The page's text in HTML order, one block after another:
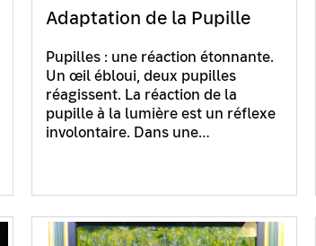
Adaptation de la Pupille
Pupilles : une réaction étonnante.
Un œil ébloui, deux pupilles
réagissent. La réaction de la
pupille à la lumière est un réflexe
involontaire. Dans une…